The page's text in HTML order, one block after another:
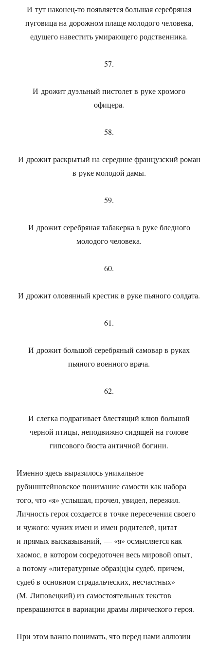
И тут наконец-то появляется большая серебряная
пуговица на дорожном плаще молодого человека,
едущего навестить умирающего родственника.
57.
И дрожит дуэльный пистолет в руке хромого
офицера.
58.
И дрожит раскрытый на середине французский роман
в руке молодой дамы.
59.
И дрожит серебряная табакерка в руке бледного
молодого человека.
60.
И дрожит оловянный крестик в руке пьяного солдата.
61.
И дрожит большой серебряный самовар в руках
пьяного военного врача.
62.
И слегка подрагивает блестящий клюв большой
черной птицы, неподвижно сидящей на голове
гипсового бюста античной богини.
Именно здесь выразилось уникальное
рубинштейновское понимание самости как набора
того, что «я» услышал, прочел, увидел, пережил.
Личность героя создается в точке пересечения своего
и чужого: чужих имен и имен родителей, цитат
и прямых высказываний, — «я» осмысляется как
хаомос, в котором сосредоточен весь мировой опыт,
а потому «литературные образ(ц)ы судеб, причем,
судеб в основном страдальческих, несчастных»
(М. Липовецкий) из самостоятельных текстов
превращаются в вариации драмы лирического героя.
При этом важно понимать, что перед нами аллюзии